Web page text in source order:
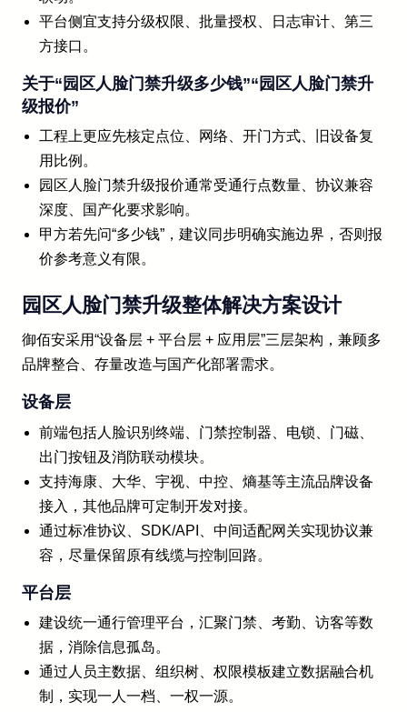
平台侧宜支持分级权限、批量授权、日志审计、第三
方接口。
关于“园区人脸门禁升级多少钱”“园区人脸门禁升
级报价”
工程上更应先核定点位、网络、开门方式、旧设备复
用比例。
园区人脸门禁升级报价通常受通行点数量、协议兼容
深度、国产化要求影响。
甲方若先问“多少钱”，建议同步明确实施边界，否则报
价参考意义有限。
园区人脸门禁升级整体解决方案设计
御佰安采用“设备层 + 平台层 + 应用层”三层架构，兼顾多
品牌整合、存量改造与国产化部署需求。
设备层
前端包括人脸识别终端、门禁控制器、电锁、门磁、
出门按钮及消防联动模块。
支持海康、大华、宇视、中控、熵基等主流品牌设备
接入，其他品牌可定制开发对接。
通过标准协议、SDK/API、中间适配网关实现协议兼
容，尽量保留原有线缆与控制回路。
平台层
建设统一通行管理平台，汇聚门禁、考勤、访客等数
据，消除信息孤岛。
通过人员主数据、组织树、权限模板建立数据融合机
制，实现一人一档、一权一源。